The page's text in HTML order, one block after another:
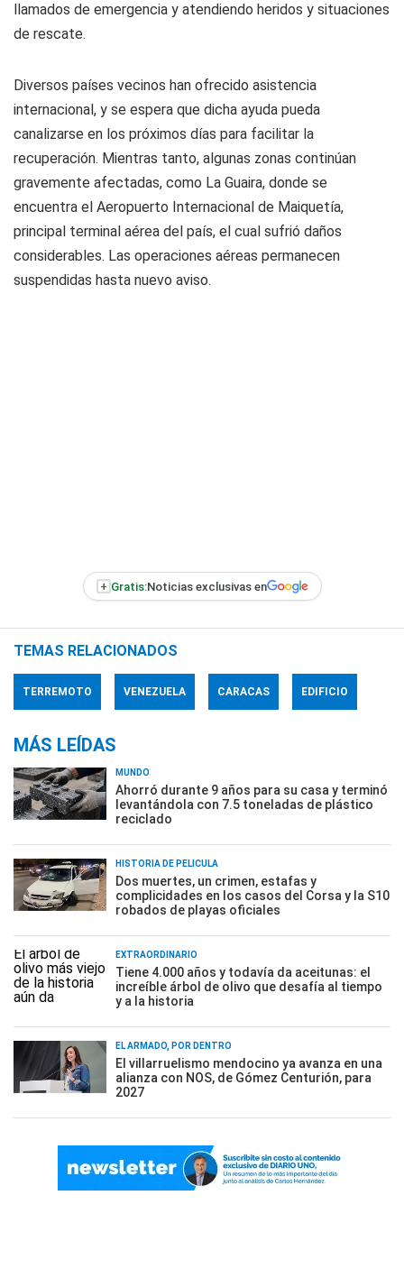
llamados de emergencia y atendiendo heridos y situaciones
de rescate.
Diversos países vecinos han ofrecido asistencia
internacional, y se espera que dicha ayuda pueda
canalizarse en los próximos días para facilitar la
recuperación. Mientras tanto, algunas zonas continúan
gravemente afectadas, como La Guaira, donde se
encuentra el Aeropuerto Internacional de Maiquetía,
principal terminal aérea del país, el cual sufrió daños
considerables. Las operaciones aéreas permanecen
suspendidas hasta nuevo aviso.
+ Gratis:Noticias exclusivas en
TEMAS RELACIONADOS
TERREMOTO VENEZUELA CARACAS EDIFICIO
MÁS LEÍDAS
MUNDO
Ahorró durante 9 años para su casa y terminó
levantándola con 7.5 toneladas de plástico
reciclado
HISTORIA DE PELÍCULA
Dos muertes, un crimen, estafas y
complicidades en los casos del Corsa y la S10
robados de playas oficiales
EXTRAORDINARIO
Tiene 4.000 años y todavía da aceitunas: el
increíble árbol de olivo que desafía al tiempo
y a la historia
EL ARMADO, POR DENTRO
El villarruelismo mendocino ya avanza en una
alianza con NOS, de Gómez Centurión, para
2027